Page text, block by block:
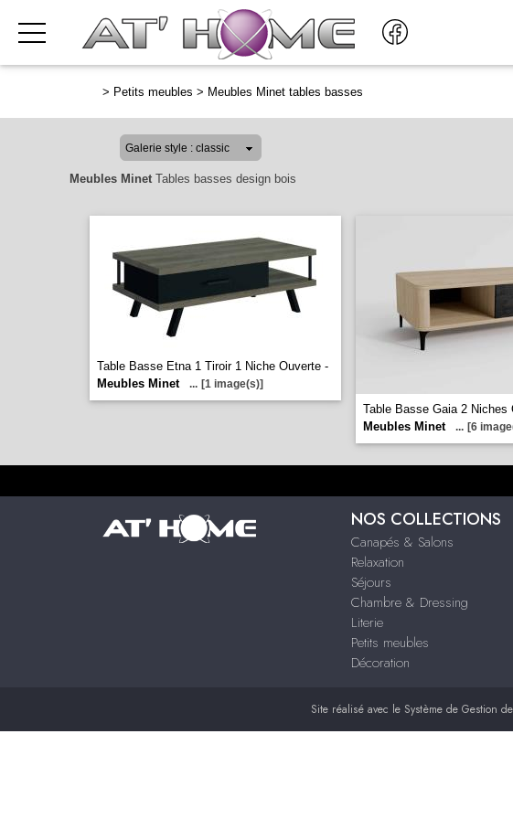
> Petits meubles > Meubles Minet tables basses
Meubles Minet Tables basses design bois
Table Basse Etna 1 Tiroir 1 Niche Ouverte -
Meubles Minet
... [1 image(s)]
Table Basse Gaia 2 Niches
Meubles Minet
... [6
NOS COLLECTIONS
Canapés & Salons
Relaxation
Séjours
Chambre & Dressing
Literie
Petits meubles
Décoration
Site réalisé avec le Système de Gestion